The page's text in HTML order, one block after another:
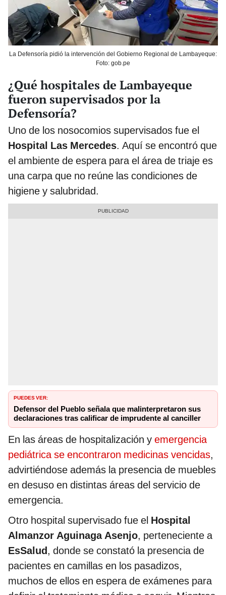
La Defensoría pidió la intervención del Gobierno Regional de Lambayeque:
Foto: gob.pe
¿Qué hospitales de Lambayeque
fueron supervisados por la
Defensoría?
Uno de los nosocomios supervisados fue el
Hospital Las Mercedes. Aquí se encontró que
el ambiente de espera para el área de triaje es
una carpa que no reúne las condiciones de
higiene y salubridad.
PUEDES VER:
Defensor del Pueblo señala que malinterpretaron sus
declaraciones tras calificar de imprudente al canciller
En las áreas de hospitalización y emergencia
pediátrica se encontraron medicinas vencidas,
advirtiéndose además la presencia de muebles
en desuso en distintas áreas del servicio de
emergencia.
Otro hospital supervisado fue el Hospital
Almanzor Aguinaga Asenjo, perteneciente a
EsSalud, donde se constató la presencia de
pacientes en camillas en los pasadizos,
muchos de ellos en espera de exámenes para